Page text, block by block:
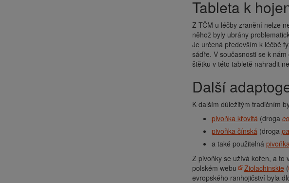
Tableta k
Z TČM u léčby zranění nelze
něhož byly ubrány
Je určená především k léčbě
sádře. V současnosti se k
štětku v této tabletě nahradit
Další
K dalším důležitým tradičním
pivoňka křovitá(droga
pivoňka čínská(droga
a také použitelná
Z pivoňky se užívá kořen, a to
polském webu
Ziolachinskie (
evropského ranhojičství byla